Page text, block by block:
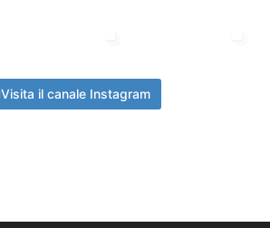
Visita il canale Instagram